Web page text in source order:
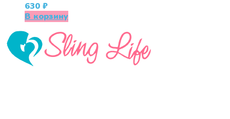
630 ₽
В корзину